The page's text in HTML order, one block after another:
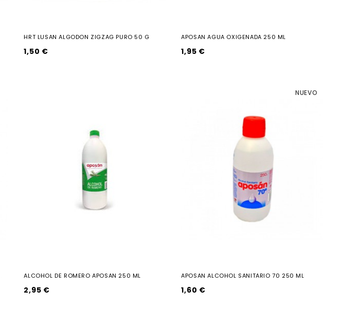
HRT LUSAN ALGODON ZIGZAG PURO 50 G
1,50 €
APOSAN AGUA OXIGENADA 250 ML
1,95 €
ALCOHOL DE ROMERO APOSAN 250 ML
2,95 €
NUEVO
APOSAN ALCOHOL SANITARIO 70 250 ML
1,60 €